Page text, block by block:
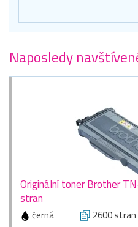
Naposledy
Originální toner Brother
stran
černá 2600 stran